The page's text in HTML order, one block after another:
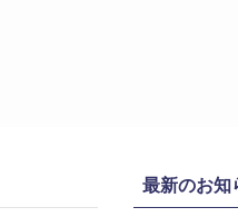
最新のお知